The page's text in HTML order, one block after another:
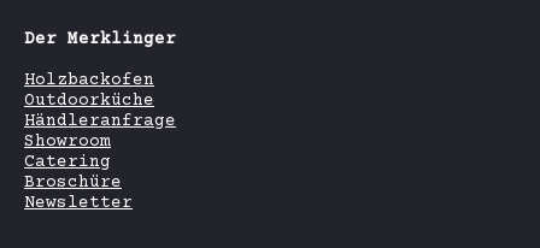
Der Merklinger
Holzbackofen
Outdoorküche
Händleranfrage
Showroom
Catering
Broschüre
Newsletter